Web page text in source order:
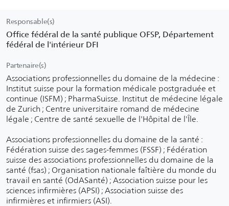
Responsable(s)
Office fédéral de la santé publique OFSP, Département
fédéral de l'intérieur DFI
Partenaire(s)
Associations professionnelles du domaine de la médecine :
Institut suisse pour la formation médicale postgraduée et
continue (ISFM) ; PharmaSuisse. Institut de médecine légale
de Zurich ; Centre universitaire romand de médecine
légale ; Centre de santé sexuelle de l'Hôpital de l'Île.
Associations professionnelles du domaine de la santé :
Fédération suisse des sages-femmes (FSSF) ; Fédération
suisse des associations professionnelles du domaine de la
santé (fsas) ; Organisation nationale faîtière du monde du
travail en santé (OdASanté) ; Association suisse pour les
sciences infirmières (APSI) ; Association suisse des
infirmières et infirmiers (ASI).